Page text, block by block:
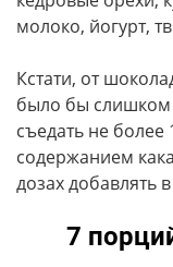
молоко, йогурт,
Кстати, от
было бы слишком
съедать не более
содержанием
дозах добавлять
7